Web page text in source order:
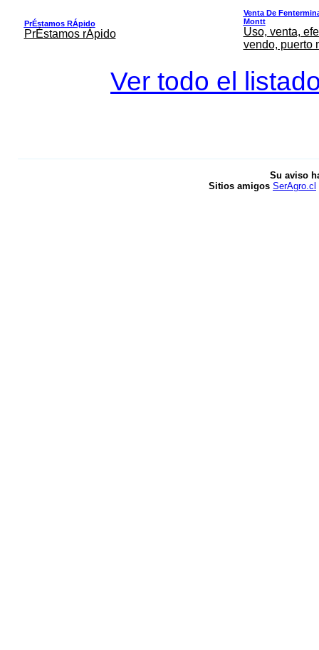
PrÉstamos RÁpido
PrÉstamos rÁpido
Venta De
Montt
Uso, venta,
vendo, puerto
Ver todo el
Su aviso
Sitios amigos SerAgro.cl